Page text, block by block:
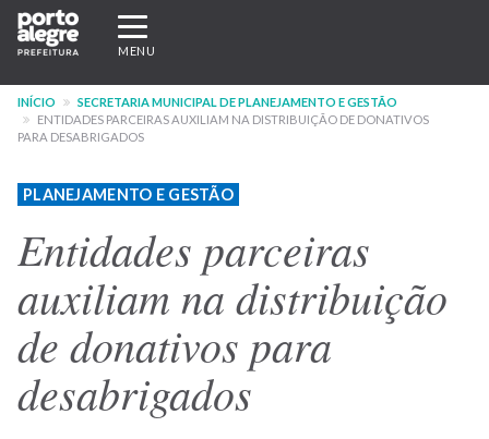
Pular
para
conteúdo
principal
Expandir/recolher
navegação
MENU
INÍCIO
SECRETARIA MUNICIPAL DE PLANEJAMENTO E GESTÃO
ENTIDADES PARCEIRAS AUXILIAM NA DISTRIBUIÇÃO DE DONATIVOS
PARA DESABRIGADOS
PLANEJAMENTO E GESTÃO
Entidades parceiras
auxiliam na distribuição
de donativos para
desabrigados